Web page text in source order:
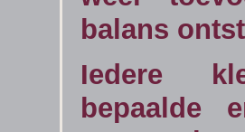
balans
Iedere
bepaalde